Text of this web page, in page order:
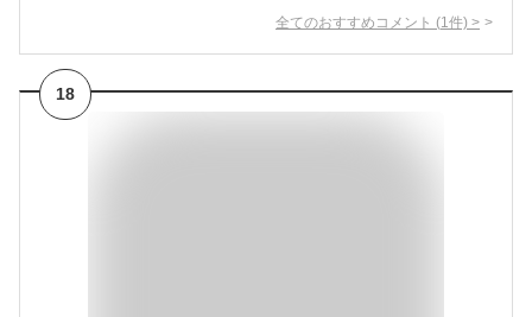
全てのおすすめコメント (1 件) >
18